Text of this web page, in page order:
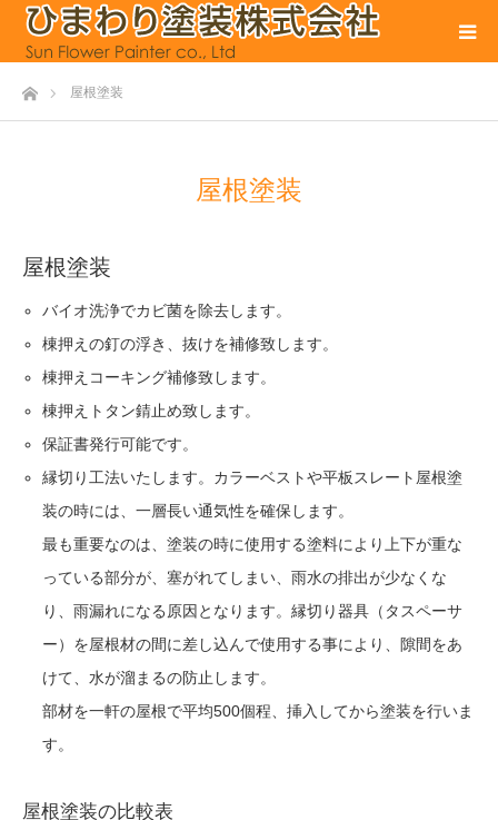
ホーム屋根塗装
屋根塗装
屋根塗装
バイオ洗浄でカビ菌を除去します。
棟押えの釘の浮き、抜けを補修致します。
棟押えコーキング補修致します。
棟押えトタン錆止め致します。
保証書発行可能です。
縁切り工法いたします。カラーベストや平板スレート屋根塗
装の時には、一層長い通気性を確保します。
最も重要なのは、塗装の時に使用する塗料により上下が重な
っている部分が、塞がれてしまい、雨水の排出が少なくな
り、雨漏れになる原因となります。縁切り器具（タスペーサ
ー）を屋根材の間に差し込んで使用する事により、隙間をあ
けて、水が溜まるの防止します。
部材を一軒の屋根で平均500個程、挿入してから塗装を行いま
す。
屋根塗装の比較表